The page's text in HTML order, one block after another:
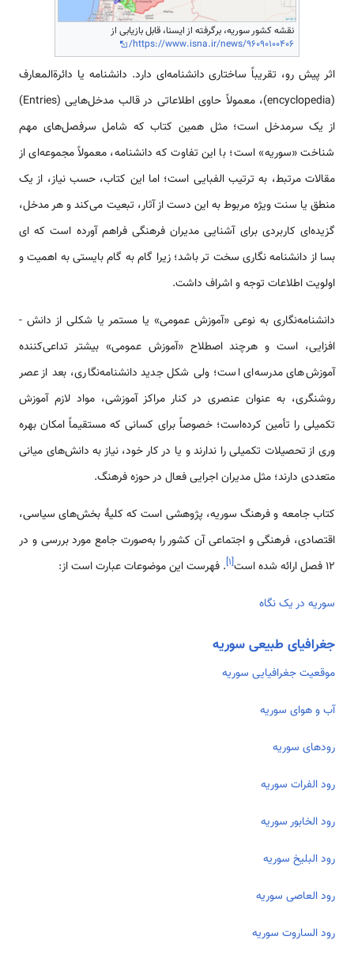
نقشه کشور سوریه، برگرفته از ایسنا، قابل بازیابی از
https://www.isna.ir/news/96090100406/
اثر پیش رو، تقریباً ساختاری دانشنامه‌ای دارد. دانش­نامه یا دائرةالمعارف
(encyclopedia)، معمولاً حاوی اطلاعاتی در قالب مدخل‌هایی (Entries)
از یک سرمدخل است؛ مثل همین کتاب که شامل سرفصل‌های مهم
شناخت «سوریه» است؛ با این تفاوت که دانش­نامه، معمولاً مجموعه‌ای از
مقالات مرتبط، به ترتیب الفبایی است؛ اما این کتاب، حسب نیاز، از یک
منطق یا سنت ویژه مربوط به این دست از آثار، تبعیت می‌کند و هر مدخل،
گزیده‌ای کاربردی برای آشنایی مدیران فرهنگی فراهم آورده است که ای
بسا از دانش­نامه نگاری سخت تر باشد؛ زیرا گام به گام بایستی به اهمیت و
اولویت اطلاعات توجه و اشراف داشت.
دانش­نامه­‌نگاری به نوعی «آموزش عمومی» یا مستمر یا شکلی از دانش ­
افزایی، است و هرچند اصطلاح «آموزش عمومی» بیشتر تداعی­‌کننده
آموزش‌­های مدرسه­‌ای است؛ ولی شکل جدید دانش­نامه‌­نگاری، بعد از عصر
روشنگری، به عنوان عنصری در کنار مراکز آموزشی، مواد لازم آموزش
تکمیلی را تأمین کرده‌­است؛ خصوصاً برای کسانی که مستقیماً امکان بهره­‌
وری از تحصیلات تکمیلی را ندارند و یا در کار خود، نیاز به دانش‌­های میانی
متعددی دارند؛ مثل مدیران اجرایی فعال در حوزه فرهنگ.
کتاب جامعه و فرهنگ سوریه، پژوهشی است که کلیۀ بخش‌های سیاسی،
اقتصادی، فرهنگی و اجتماعی آن کشور را به‌صورت جامع مورد بررسی و در
12 فصل ارائه شده است
[۱]. فهرست این موضوعات عبارت است از:
سوریه در یک نگاه
جغرافیای طبیعی سوریه
موقعیت جغرافیایی سوریه
آب و هوای سوریه
رودهای سوریه
رود الفر‌ات سوریه
رود الخابور سوریه
رود البلیخ سوریه
رود العاصی سوریه
رود الساروت سوریه